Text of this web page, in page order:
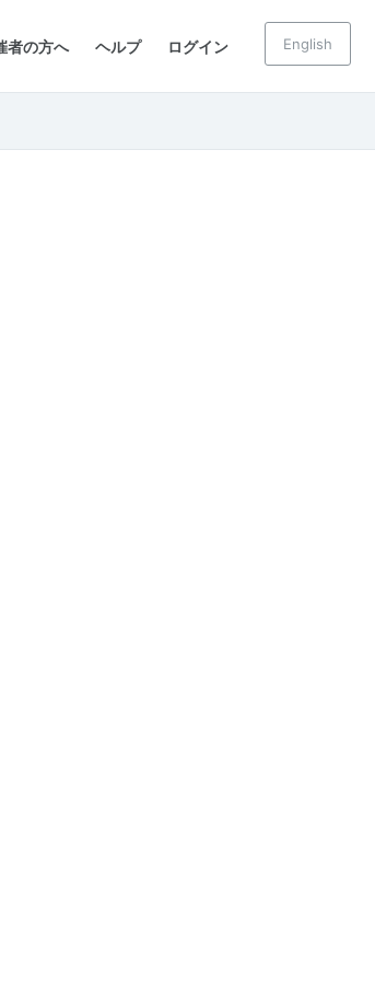
者の方へ ヘルプ ログイン English